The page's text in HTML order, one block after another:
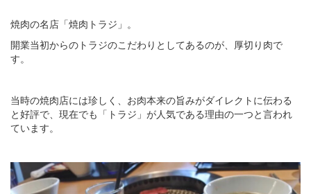
焼肉の名店「焼肉トラジ」。
開業当初からのトラジのこだわりとしてあるのが、厚切り肉で
す。
当時の焼肉店には珍しく、お肉本来の旨みがダイレクトに伝わる
と好評で、現在でも「トラジ」が人気である理由の一つと言われ
ています。